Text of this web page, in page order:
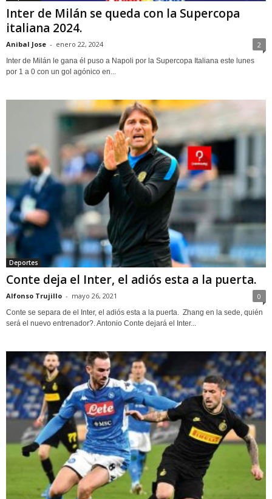
Inter de Milán se queda con la Supercopa
italiana 2024.
Anibal Jose - enero 22, 2024 2
Inter de Milán le gana él puso a Napoli por la Supercopa Italiana este lunes
por 1 a 0 con un gol agónico en...
Deportes
Conte deja el Inter, el adiós esta a la puerta.
Alfonso Trujillo - mayo 26, 2021 0
Conte se separa de el Inter, el adiós esta a la puerta. Zhang en la sede, quién
será el nuevo entrenador?. Antonio Conte dejará el Inter...